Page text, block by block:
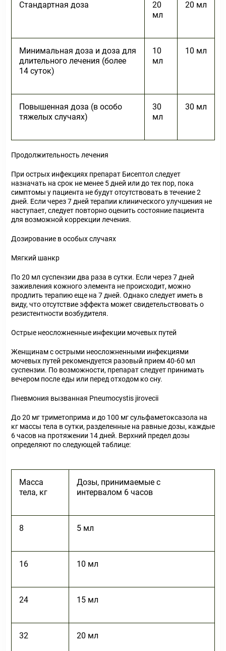
Стандартная доза
20
мл
20 мл
Минимальная доза и доза для
длительного лечения (более
14 суток)
10
мл
10 мл
Повышенная доза (в особо
тяжелых случаях)
30
мл
30 мл
Продолжительность лечения
При острых инфекциях препарат Бисептол следует
назначать на срок не менее 5 дней или до тех пор, пока
симптомы у пациента не будут отсутствовать в течение 2
дней. Если через 7 дней терапии клинического улучшения не
наступает, следует повторно оценить состояние пациента
для возможной коррекции лечения.
Дозирование в особых случаях
Мягкий шанкр
По 20 мл суспензии два раза в сутки. Если через 7 дней
заживления кожного элемента не происходит, можно
продлить терапию еще на 7 дней. Однако следует иметь в
виду, что отсутствие эффекта может свидетельствовать о
резистентности возбудителя.
Острые неосложненные инфекции мочевых путей
Женщинам с острыми неосложненными инфекциями
мочевых путей рекомендуется разовый прием 40-60 мл
суспензии. По возможности, препарат следует принимать
вечером после еды или перед отходом ко сну.
Пневмония вызванная Pneumocystis jirovecii
До 20 мг триметоприма и до 100 мг сульфаметоксазола на
кг массы тела в сутки, разделенные на равные дозы, каждые
6 часов на протяжении 14 дней. Верхний предел дозы
определяют по следующей таблице:
Масса
тела, кг
Дозы, принимаемые с
интервалом 6 часов
8 5 мл
16 10 мл
24 15 мл
32 20 мл